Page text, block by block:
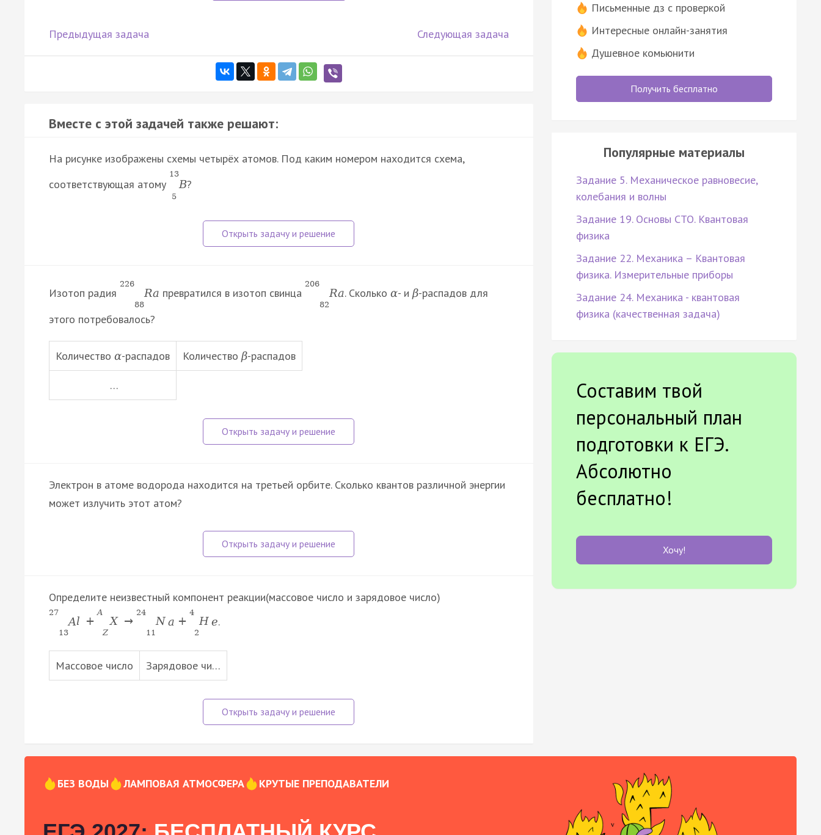
Предыдущая задача Следующая задача
Вместе с этой задачей также решают:
На рисунке изображены схемы четырёх атомов. Под каким номером находится схема,
соответствующая атому
13
5
B?
Изотоп радия
226
88
Ra превратился в изотоп свинца
206
82
Ra. Сколько α- и β-распадов для
этого потребовалось?
Количество α-распадов Количество β-распадов
…
Электрон в атоме водорода находится на третьей орбите. Сколько квантов различной энергии
может излучить этот атом?
Определите неизвестный компонент реакции(массовое число и зарядовое число)
27
13
Al +
A
Z
X →
24
11
Na +
4
2
He.
Массовое число Зарядовое чи…
Письменные дз с проверкой
Интересные онлайн-занятия
Душевное комьюнити
Получить бесплатно
Популярные материалы
Задание 5. Механическое равновесие,
колебания и волны
Задание 19. Основы СТО. Квантовая
физика
Задание 22. Механика – Квантовая
физика. Измерительные приборы
Задание 24. Механика - квантовая
физика (качественная задача)
Составим твой
персональный план
подготовки к ЕГЭ.
Абсолютно
бесплатно!
Хочу!
БЕЗ ВОДЫ ЛАМПОВАЯ АТМОСФЕРА КРУТЫЕ ПРЕПОДАВАТЕЛИ